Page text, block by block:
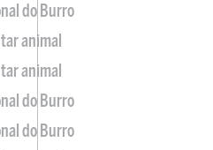
do Burro
animal
animal
do Burro
do Burro